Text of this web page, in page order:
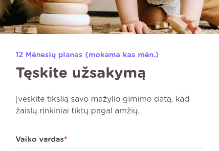
12 Mėnesių planas (mokama kas mėn.)
Tęskite užsakymą
Įveskite tikslią savo mažylio gimimo datą, kad
žaislų rinkiniai tiktų pagal amžių.
Vaiko vardas*